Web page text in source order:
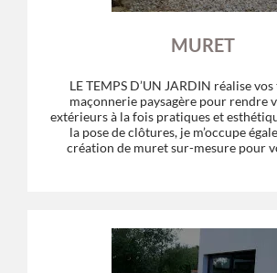
MURET
LE TEMPS D’UN JARDIN réalise
maçonnerie paysagère pour rendre
extérieurs à la fois pratiques et
la pose de clôtures, je m’occupe
création de muret sur-mesure pour